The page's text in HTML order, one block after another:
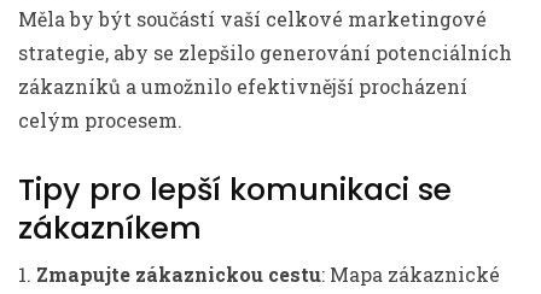
Měla by být součástí vaší celkové marketingové
strategie, aby se zlepšilo generování potenciálních
zákazníků a umožnilo efektivnější procházení
celým procesem.
Tipy pro lepší komunikaci se
zákazníkem
1. Zmapujte zákaznickou cestu: Mapa zákaznické